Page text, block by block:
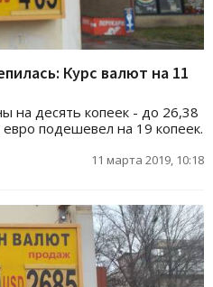
Курс валют на 11
на десять копеек - до 26,38
подешевел на 19 копеек.
11 марта 2019, 10:18